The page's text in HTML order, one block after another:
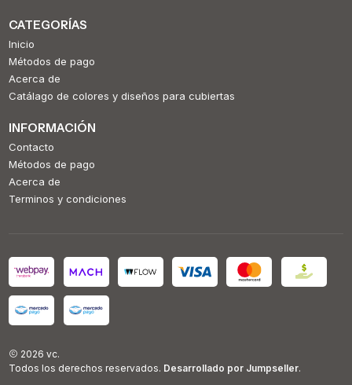
CATEGORÍAS
Inicio
Métodos de pago
Acerca de
Catálago de colores y diseños para cubiertas
INFORMACIÓN
Contacto
Métodos de pago
Acerca de
Terminos y condiciones
2026 vc.
Todos los derechos reservados. Desarrollado por Jumpseller.